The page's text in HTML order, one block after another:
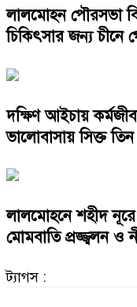
লালমোহন পৌরসভা
চিকিৎসার জন্য চীনে
দক্ষিণ আইচায়
ভালোবাসায় সিক্ত
লালমোহনে শহীদ
মোমবাতি প্রজ্জ্বলন ও
ট্যাগস :